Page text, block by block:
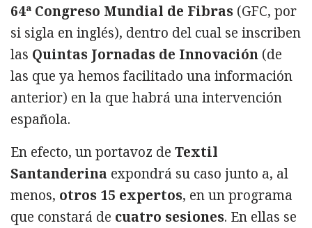
64ª Congreso Mundial de Fibras (GFC, por
si sigla en inglés), dentro del cual se inscriben
las Quintas Jornadas de Innovación (de
las que ya hemos facilitado una información
anterior) en la que habrá una intervención
española.
En efecto, un portavoz de Textil
Santanderina expondrá su caso junto a, al
menos, otros 15 expertos, en un programa
que constará de cuatro sesiones. En ellas se